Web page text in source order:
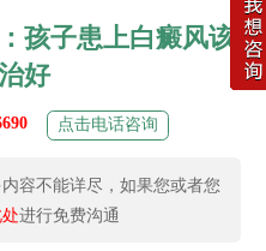
孩子患上白癜风该
好
点击电话咨询
容不能详尽，如果您或者您
进行免费沟通